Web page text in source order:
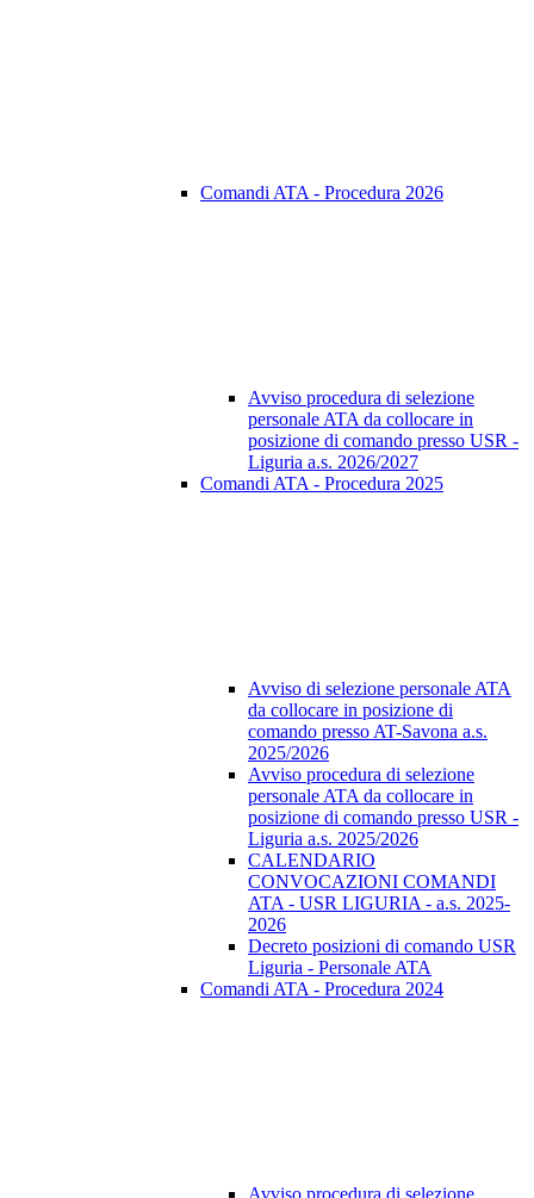
Comandi ATA - Procedura 2026
Avviso procedura di selezione
personale ATA da collocare in
posizione di comando presso USR -
Liguria a.s. 2026/2027
Comandi ATA - Procedura 2025
Avviso di selezione personale ATA
da collocare in posizione di
comando presso AT-Savona a.s.
2025/2026
Avviso procedura di selezione
personale ATA da collocare in
posizione di comando presso USR -
Liguria a.s. 2025/2026
CALENDARIO
CONVOCAZIONI COMANDI
ATA - USR LIGURIA - a.s. 2025-
2026
Decreto posizioni di comando USR
Liguria - Personale ATA
Comandi ATA - Procedura 2024